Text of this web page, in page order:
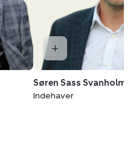
Søren Sass Svanholm
Indehaver